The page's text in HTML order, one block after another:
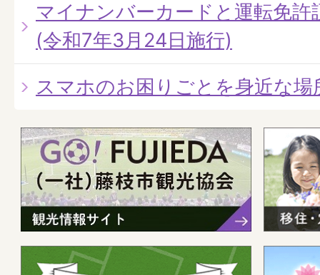
マイナンバーカードと運転免
(令和7年3月24日施行)
スマホのお困りごとを身近な